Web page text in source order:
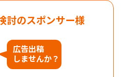
討のスポンサー様
広告出稿
しませんか？